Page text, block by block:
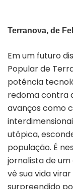
Terranova, de
Em um futuro
Popular de
potência
redoma contra
avanços como
utópica,
população. É
jornalista de
vê sua vida
surpreendido